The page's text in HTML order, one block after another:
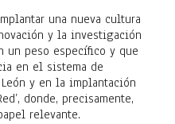
una nueva cultura
y la investigación
un peso específico y que
en el sistema de
y en la implantación
donde, precisamente,
relevante.